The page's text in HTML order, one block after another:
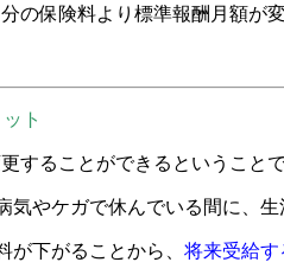
の保険料より標準報酬月額が
ト
することができるということ
気やケガで休んでいる間に、生
が下がることから、 将来受給